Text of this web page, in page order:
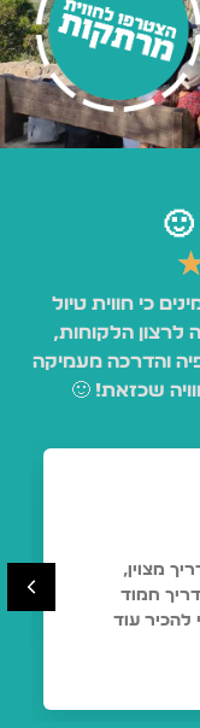
🙂
כי חווית טיול
לרצון הלקוחות,
והדרכה מעמיקה
שכזאת! 🙂
מצוין,
חמוד
להכיר עוד